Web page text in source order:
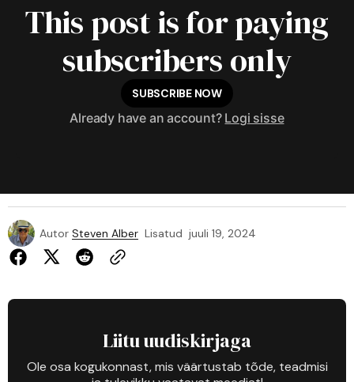
This post is for paying
subscribers only
SUBSCRIBE NOW
Already have an account? Logi sisse
Autor Steven Alber Lisatud juuli 19, 2024
Liitu uudiskirjaga
Ole osa kogukonnast, mis väärtustab tõde, teadmisi